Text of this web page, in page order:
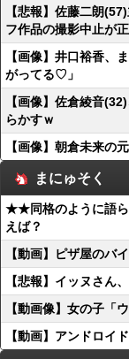
【悲報】佐藤二朗
フ作品の撮影中止が
【画像】井口裕香、
がってる♡」
【画像】佐倉綾音
らかすｗ
【画像】朝倉未来の
まにゅそく
★★同格のように語ら
えば？
【動画】ピザ屋のバ
【悲報】イッヌさん
【動画像】女の子「
【動画】アンドロイ